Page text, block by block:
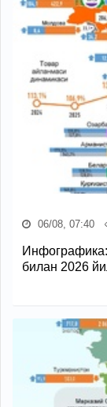
06/08, 07:40
билан 2026